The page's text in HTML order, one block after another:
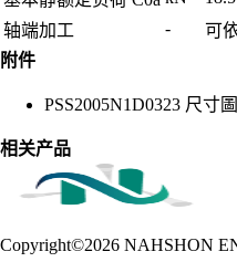
轴端加工
-
可
附件
PSS2005N1D0323 尺寸
相关产品
Copyright©2026 NAHSHON